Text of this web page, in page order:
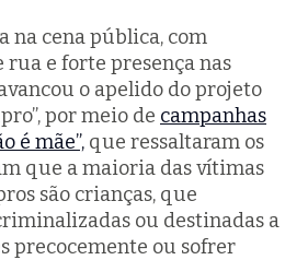
na cena pública, com
rua e forte presença nas
o apelido do projeto
por meio de campanhas
é mãe”, que ressaltaram os
que a maioria das vítimas
são crianças, que
ou destinadas a
precocemente ou sofrer